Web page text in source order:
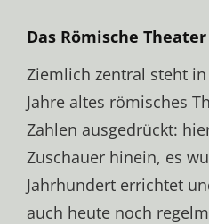
Das Römische Theater
Ziemlich zentral steht
Jahre altes römisches
Zahlen ausgedrückt:
Zuschauer hinein, es
Jahrhundert errichtet
auch heute noch